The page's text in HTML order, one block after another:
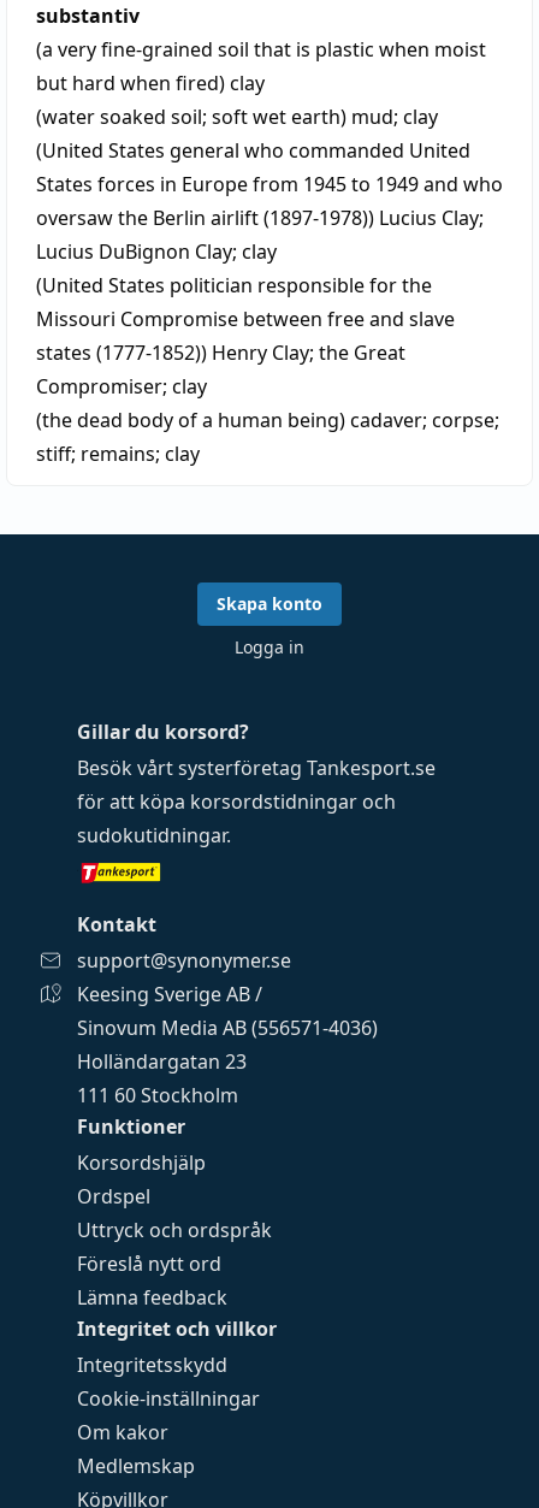
substantiv
(a very fine-grained soil that is plastic when moist
but hard when fired)clay
(water soaked soil; soft wet earth) mud; clay
(United States general who commanded United
States forces in Europe from 1945 to 1949 and who
oversaw the Berlin airlift (1897-1978)) Lucius Clay;
Lucius DuBignon Clay; clay
(United States politician responsible for the
Missouri Compromise between free and slave
states (1777-1852)) Henry Clay; the Great
Compromiser; clay
(the dead body of a human being)cadaver; corpse;
stiff; remains; clay
Funktioner
Korsordshjälp
Ordspel
Uttryck och ordspråk
Föreslå nytt ord
Lämna feedback
Integritet och villkor
Integritetsskydd
Cookie-inställningar
Om kakor
Medlemskap
Köpvillkor
Gillar du korsord?
Besök vårt systerföretag Tankesport.se
för att köpa korsordstidningar och
sudokutidningar.
Kontakt
support@synonymer.se
Keesing Sverige AB /
Sinovum Media AB (556571-4036)
Holländargatan 23
111 60 Stockholm
Skapa konto
Logga in